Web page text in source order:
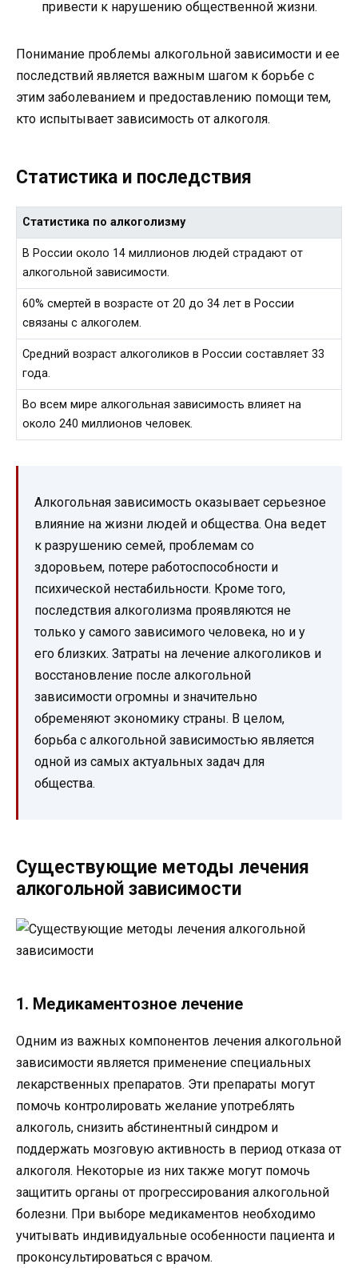
привести к нарушению общественной жизни.
Понимание проблемы алкогольной зависимости и ее
последствий является важным шагом к борьбе с
этим заболеванием и предоставлению помощи тем,
кто испытывает зависимость от алкоголя.
Статистика и последствия
Статистика по алкоголизму
В России около 14 миллионов людей страдают от
алкогольной зависимости.
60% смертей в возрасте от 20 до 34 лет в России
связаны с алкоголем.
Средний возраст алкоголиков в России составляет 33
года.
Во всем мире алкогольная зависимость влияет на
около 240 миллионов человек.
Алкогольная зависимость оказывает серьезное
влияние на жизни людей и общества. Она ведет
к разрушению семей, проблемам со
здоровьем, потере работоспособности и
психической нестабильности. Кроме того,
последствия алкоголизма проявляются не
только у самого зависимого человека, но и у
его близких. Затраты на лечение алкоголиков и
восстановление после алкогольной
зависимости огромны и значительно
обременяют экономику страны. В целом,
борьба с алкогольной зависимостью является
одной из самых актуальных задач для
общества.
Существующие методы лечения
алкогольной зависимости
1. Медикаментозное лечение
Одним из важных компонентов лечения алкогольной
зависимости является применение специальных
лекарственных препаратов. Эти препараты могут
помочь контролировать желание употреблять
алкоголь, снизить абстинентный синдром и
поддержать мозговую активность в период отказа от
алкоголя. Некоторые из них также могут помочь
защитить органы от прогрессирования алкогольной
болезни. При выборе медикаментов необходимо
учитывать индивидуальные особенности пациента и
проконсультироваться с врачом.